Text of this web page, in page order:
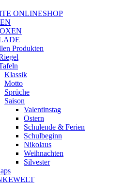
ONLINESHOP
Produkten
Klassik
Motto
Sprüche
Saison
Valentinstag
Ostern
Schulende & Ferien
Schulbeginn
Nikolaus
Weihnachten
Silvester